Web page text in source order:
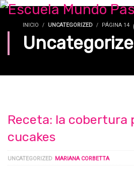
INICIO UNCATEGORIZED PÁGINA 14
Receta: la cobertura
cucakes
UNCATEGORIZED MARIANA CORBETTA